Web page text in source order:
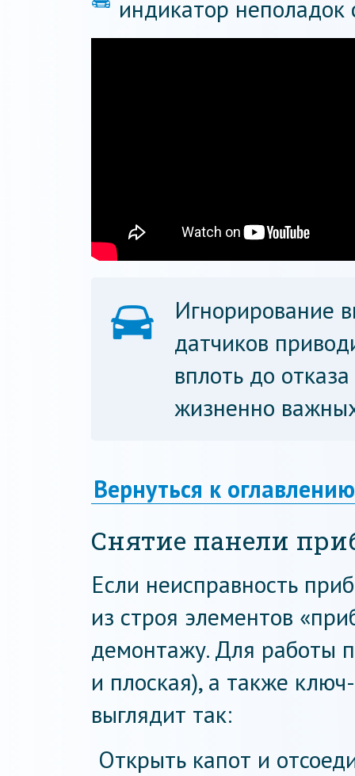
индикатор неполадок
Игнорирование
датчиков
вплоть до
жизненно
Вернуться к оглавлению
Снятие панели
Если неисправность
из строя элементов
демонтажу. Для работы
и плоская), а также
выглядит так:
Открыть капот и